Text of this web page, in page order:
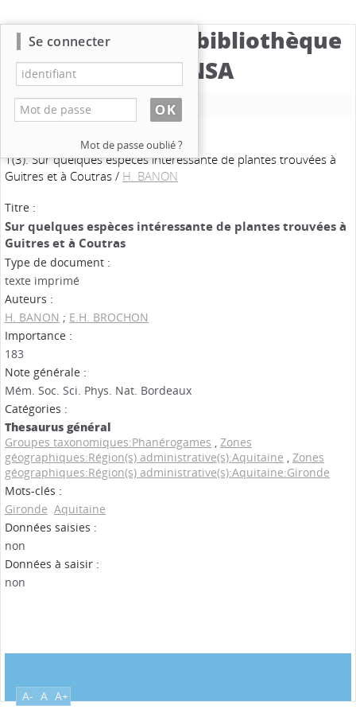
Catalogue de la bibliothèque
du CBNSA
Nouvelle recherche
1(3). Sur quelques espèces intéressante de plantes trouvées à
Guitres et à Coutras/ H. BANON
Titre :
Sur quelques espèces intéressante de plantes trouvées à
Guitres et à Coutras
Type de document :
texte imprimé
Auteurs :
H. BANON ; E.H. BROCHON
Importance :
183
Note générale :
Mém. Soc. Sci. Phys. Nat. Bordeaux
Catégories :
Thesaurus général
Groupes taxonomiques:Phanérogames , Zones
géographiques:Région(s) administrative(s):Aquitaine , Zones
géographiques:Région(s) administrative(s):Aquitaine:Gironde
Mots-clés :
Gironde Aquitaine
Données saisies :
non
Données à saisir :
non
A- A A+
Se connecter
Mot de passe oublié ?